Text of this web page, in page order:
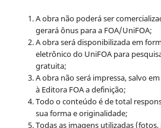
A obra não poderá ser
gerará ônus para a FOA/UniFOA;
A obra será disponibilizada em
eletrônico do UniFOA para
gratuita;
A obra não será impressa, salvo
à Editora FOA a definição;
Todo o conteúdo é de total
sua forma e originalidade;
Todas as imagens utilizadas